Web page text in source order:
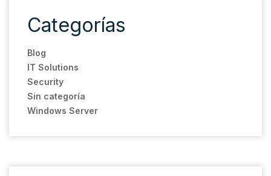
Categorías
Blog
IT Solutions
Security
Sin categoría
Windows Server